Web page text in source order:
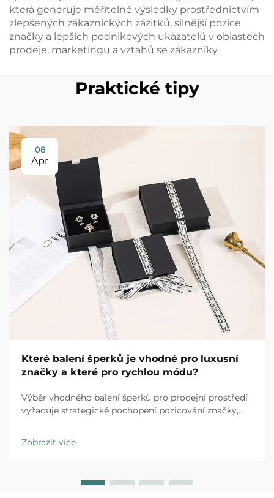
která generuje měřitelné výsledky prostřednictvím
zlepšených zákaznických zážitků, silnější pozice
značky a lepších podnikových ukazatelů v oblastech
prodeje, marketingu a vztahů se zákazníky.
Praktické tipy
08
Apr
Které balení šperků je vhodné pro luxusní
značky a které pro rychlou módu?
Výběr vhodného balení šperků pro prodejní prostředí
vyžaduje strategické pochopení pozicování značky,
značky i obchodní řetězce specializující se na rychlou
módu působí v zásadně odlišných...
Zobrazit více